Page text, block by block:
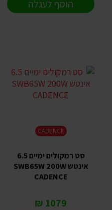
הוסף לעגלה
CADENCE
סט רמקולים ימיים 6.5
אינטש SWB65W 200W
CADENCE
1079 ₪